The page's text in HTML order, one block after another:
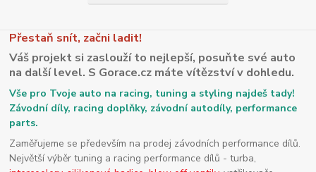
Přestaň snít, začni ladit!
Váš projekt si zaslouží to nejlepší, posuňte své auto
na další level. S Gorace.cz máte vítězství v dohledu.
Vše pro Tvoje auto na racing, tuning a styling najdeš tady!
Závodní díly, racing doplňky, závodní autodíly, performance
parts.
Zaměřujeme se především na prodej závodních performance dílů.
Největší výběr tuning a racing performance dílů - turba,